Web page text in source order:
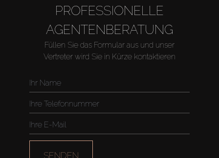
Kaufen
Miete
PROFESSIONELLE
AGENTENBERATUNG
Füllen Sie das Formular aus und unser
Vertreter wird Sie in Kürze kontaktieren
SENDEN